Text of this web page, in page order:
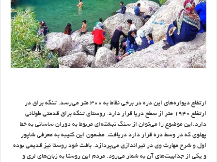
ارتفاع دیواره‌های این دره در برخی نقاط به ۳۰۰ متر می‌رسد. تنگه براق در
ارتفاع ۱۹۴۰ متر از سطح دریا قرار دارد. روستای تنگه براق قدمتی طولانی
دارد.این موضوع را می‌توان از سنگ نبشته‌ای مربوط به دوران ساسانی به خط
پهلوی که در وسط دره قرار دارد دریافت. مضمون این کتیبه به معرفی شاپور
اول و شرح مهارت وی در تیراندازی می‌پردازد. بافت خود روستا نیز قدیمی بوده
و یکی از جذابیت‌های آن به شمار می‌رود. مردم این روستا به زبان‌های لری و